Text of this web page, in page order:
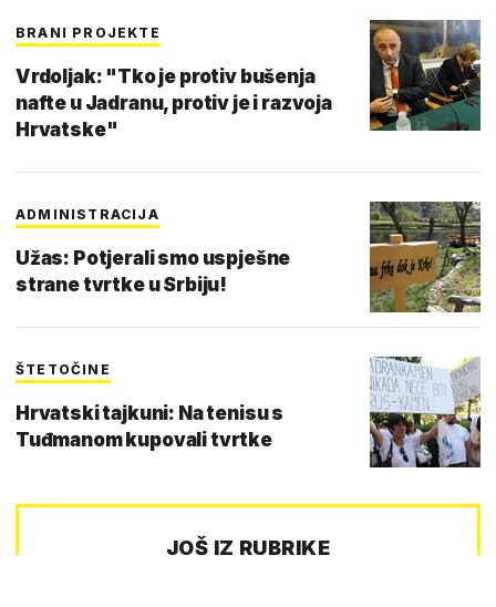
BRANI PROJEKTE
Vrdoljak: "Tko je protiv bušenja
nafte u Jadranu, protiv je i razvoja
Hrvatske"
ADMINISTRACIJA
Užas: Potjerali smo uspješne
strane tvrtke u Srbiju!
ŠTETOČINE
Hrvatski tajkuni: Na tenisu s
Tuđmanom kupovali tvrtke
JOŠ IZ RUBRIKE